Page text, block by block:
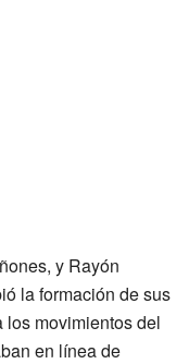
y Rayón
la formación de sus
los movimientos del
en línea de